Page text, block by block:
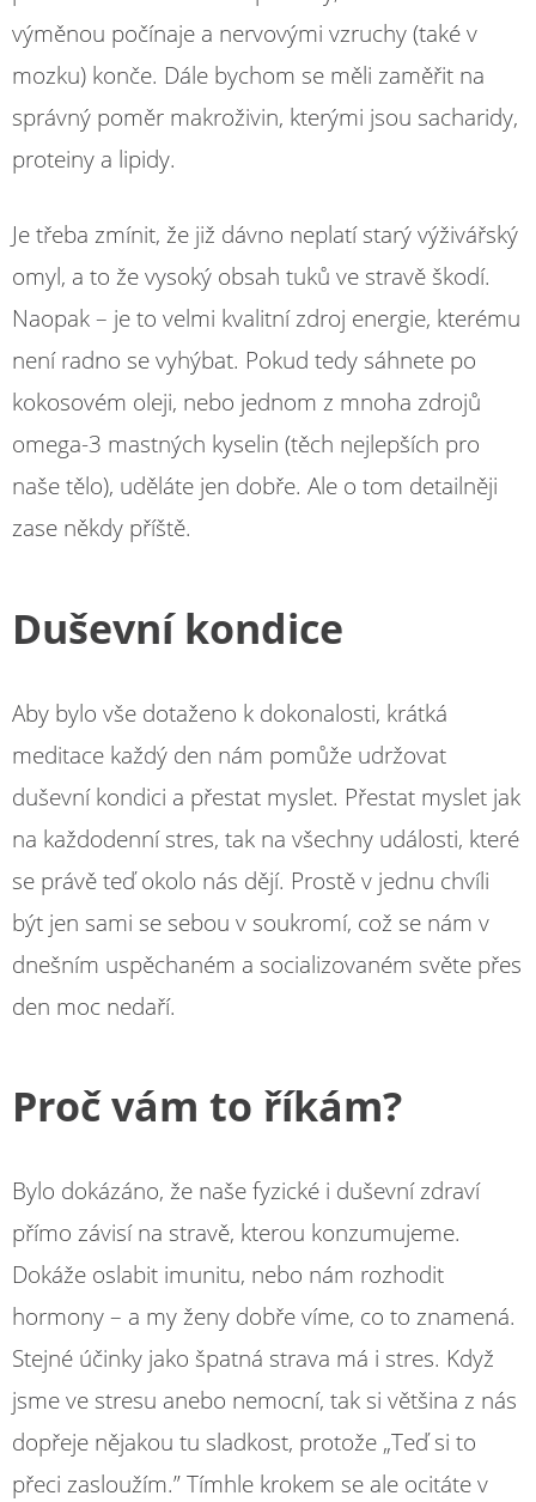
výměnou počínaje a nervovými vzruchy (také v
mozku) konče. Dále bychom se měli zaměřit na
správný poměr makroživin, kterými jsou sacharidy,
proteiny a lipidy.
Je třeba zmínit, že již dávno neplatí starý výživářský
omyl, a to že vysoký obsah tuků ve stravě škodí.
Naopak – je to velmi kvalitní zdroj energie, kterému
není radno se vyhýbat. Pokud tedy sáhnete po
kokosovém oleji, nebo jednom z mnoha zdrojů
omega-3 mastných kyselin (těch nejlepších pro
naše tělo), uděláte jen dobře. Ale o tom detailněji
zase někdy příště.
Duševní kondice
Aby bylo vše dotaženo k dokonalosti, krátká
meditace každý den nám pomůže udržovat
duševní kondici a přestat myslet. Přestat myslet jak
na každodenní stres, tak na všechny události, které
se právě teď okolo nás dějí. Prostě v jednu chvíli
být jen sami se sebou v soukromí, což se nám v
dnešním uspěchaném a socializovaném světe přes
den moc nedaří.
Proč vám to říkám?
Bylo dokázáno, že naše fyzické i duševní zdraví
přímo závisí na stravě, kterou konzumujeme.
Dokáže oslabit imunitu, nebo nám rozhodit
hormony – a my ženy dobře víme, co to znamená.
Stejné účinky jako špatná strava má i stres. Když
jsme ve stresu anebo nemocní, tak si většina z nás
dopřeje nějakou tu sladkost, protože „Teď si to
přeci zasloužím.” Tímhle krokem se ale ocitáte v